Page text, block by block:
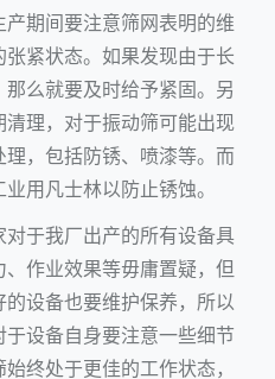
期间要注意筛网表明的维
紧状态。如果发现由于长
么就要及时给予紧固。另
理，对于振动筛可能出现
，包括防锈、喷漆等。而
用凡士林以防止锈蚀。
于我厂出产的所有设备具
作业效果等毋庸置疑，但
设备也要维护保养，所以
设备自身要注意一些细节
终处于更佳的工作状态，